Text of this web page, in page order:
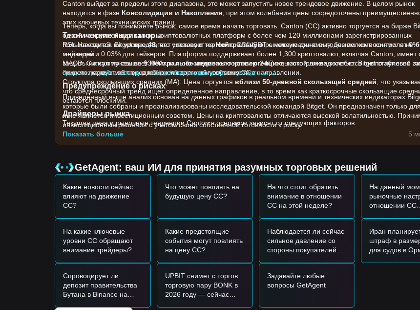
Canton выйдет за пределы этого диапазона, это может запустить новое трендовое движение. В целом рынок
находится в фазе Консолидации и Накопления , при этом колебания цены сосредоточены
этих ключевых технических границ.
Технические индикаторы
RSI: Находится на уровне48, что указывает наНейтральнуюрыночную динамику, без полного контроля ни
медведей.
MACD: Сигнал показываетНейтрально-медвежью конвергенцию, гистограмма колебется около нулевой
свидетельствует об отсутствии немедленной уверенности в направлении.
Структура скользящих средних (MA): Цена торгуется вблизи 50-дневной скользящей средней , что
что среднесрочный тренд ищет определенное направление, в то время как краткосрочные скользящие
остаются плоскими.
Драйверы рынка
Текущая цена и рыночные тенденции Canton в основном зависят от следующих факторов:
•Развитие экосистемы:
Постоянные обновления относительно функций интероперабельности сети Canton
•Общее рыночное настроение:Корреляция с крупными активами и общий аппетит к блокчейн-проектам,
ориентированным на инфраструктуру.
Торговые сигналы
Потенциальная зона покупки
• Если цена Canton приблизится к уровню поддержки
и покажет признаки отскока, это может создать
возможность для краткосрочной покупки.
• Если цена Canton успешно пробьет уровень$0.0138
в сопровождении значительного увеличения объема
может подтвердить начало нового восходящего тренда.
Сценарий риска
фазу краткосрочной коррекции, потенциально тестируя зоны с меньшей ликвидностью.
Стратегия покупки
Консервативные инвесторы
• Дождитесь отката цены Canton к зоне поддержки$0.0105
• Альтернативно, дождитесь подтвержденного пробоя и дневного закрытия выше уровня сопротивления
Теперь, когда вы понимаете рынок, самое время начать торговать. Canton (CC) активно торгуется на бирже
одной из крупнейших в мире криптовалютных платформ с более чем 120 миллионами зарегистрированных
пользователей. Bitget предлагает спотовую торговлю CC/USDT с максимально выгодными комиссиями: от
мейкеров и 0.03% для тейкеров. Платформа поддерживает более 1,300 криптовалют, включая Canton, имеет
защиты на сумму свыше $300 млн и обеспечивает торговлю 24/7 с высокой ликвидностью. Bitget стабильно
одно из первых мест среди бирж по торговому объему CC.
Зарегистрируйте аккаунт на Bitget бесплатно и начните торговать!
Предупреждение о рисках
Приведенный выше анализ основан на данных графиков в реальном времени и технических индикаторах
которые были собраны и проанализированы исследовательской командой Bitget. Он предназначен только
и не является инвестиционным советом. Цены на криптовалюты отличаются высокой волатильностью.
инвестиционные решения с учетом своей собственной готовности к риску.
Показать больше
5
GetAgent: ваш ИИ для принятия разумных торговых решений
Какие новости сейчас
влияют на движение
CC?
Что может повлиять на
будущую цену CC?
На что стоит обратить
внимание в отношении
CC на этой неделе?
На данный
рыночные
отношении CC
На какие ключевые
уровни CC обращают
внимание трейдеры?
Какие предстоящие
события могут повлиять
на цену CC?
Наблюдается ли сейчас
сильное давление со
стороны покупателей
Иран
штраф в
для судов в
Спровоцирует ли
депозит правительства
Бутана в Binance на
UPBIT снимет с торгов
торговую пару BONK в
2026 году — сейчас
Задавайте любые
вопросы GetAgent